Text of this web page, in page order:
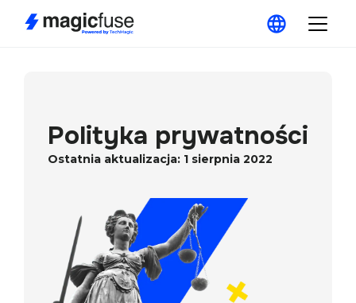
Ostatnia aktualizacja: 1 sierpnia 2022